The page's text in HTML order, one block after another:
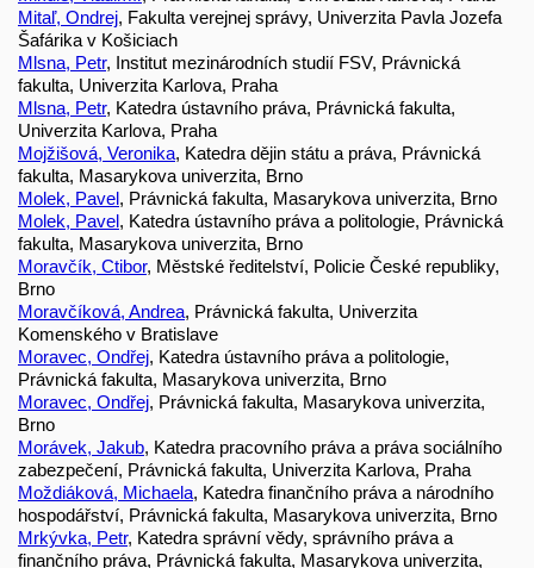
Mitaľ, Ondrej, Fakulta verejnej správy, Univerzita Pavla Jozefa
Šafárika v Košiciach
Mlsna, Petr, Institut mezinárodních studií FSV, Právnická
fakulta, Univerzita Karlova, Praha
Mlsna, Petr, Katedra ústavního práva, Právnická fakulta,
Univerzita Karlova, Praha
Mojžišová, Veronika, Katedra dějin státu a práva, Právnická
fakulta, Masarykova univerzita, Brno
Molek, Pavel, Právnická fakulta, Masarykova univerzita, Brno
Molek, Pavel, Katedra ústavního práva a politologie, Právnická
fakulta, Masarykova univerzita, Brno
Moravčík, Ctibor, Městské ředitelství, Policie České republiky,
Brno
Moravčíková, Andrea, Právnická fakulta, Univerzita
Komenského v Bratislave
Moravec, Ondřej, Katedra ústavního práva a politologie,
Právnická fakulta, Masarykova univerzita, Brno
Moravec, Ondřej, Právnická fakulta, Masarykova univerzita,
Brno
Morávek, Jakub, Katedra pracovního práva a práva sociálního
zabezpečení, Právnická fakulta, Univerzita Karlova, Praha
Moždiáková, Michaela, Katedra finančního práva a národního
hospodářství, Právnická fakulta, Masarykova univerzita, Brno
Mrkývka, Petr, Katedra správní vědy, správního práva a
finančního práva, Právnická fakulta, Masarykova univerzita,